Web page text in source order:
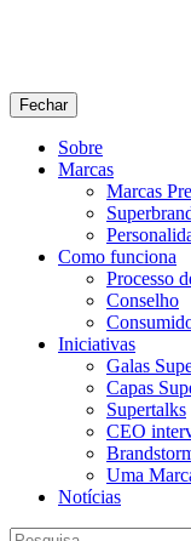
Fechar
Sobre
Marcas
Marcas
Como funciona
Processo
Conselho
Iniciativas
Galas
Capas
Supertalks
CEO
Uma
Notícias